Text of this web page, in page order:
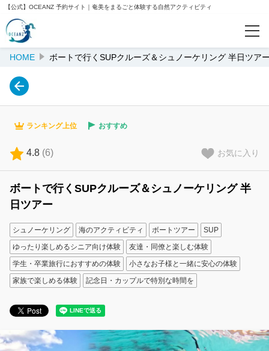
【公式】OCEANZ 予約サイト｜奄美をまるごと体験する自然アクティビティ
予約確認
会社案内
OCEANZ公式サイト
HOME ボートで行くSUPクルーズ＆シュノーケリング 半日ツア
ボートで行くSUPクルーズ＆シュノーケリング 半
日ツアー
ランキング上位 おすすめ
4.8 (6) お気に入り
シュノーケリング 海のアクティビティ ボートツアー
SUP
ゆったり楽しめるシニア向け体験
友達・同僚と楽しむ体験
学生・卒業旅行におすすめの体験
小さなお子様と一緒に安心の体験
家族で楽しめる体験
記念日・カップルで特別な時間を